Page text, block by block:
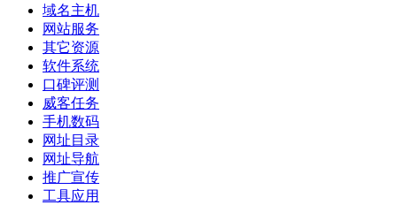
域名主机
网站服务
其它资源
软件系统
口碑评测
威客任务
手机数码
网址目录
网址导航
推广宣传
工具应用